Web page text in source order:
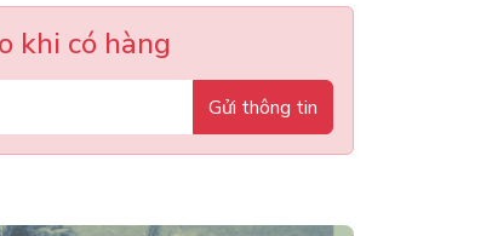
khi có hàng
Gửi thông tin